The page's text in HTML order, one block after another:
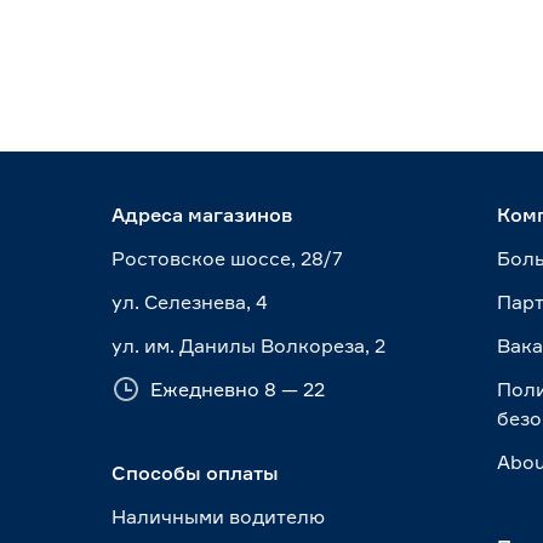
Адреса магазинов
Ростовское шоссе, 28/7
ул. Селезнева, 4
ул. им. Данилы Волкореза, 2
Ежедневно 8 — 22
Способы оплаты
Наличными водителю